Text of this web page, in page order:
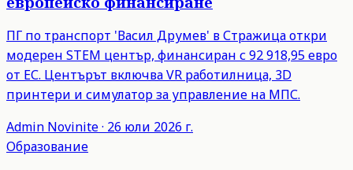
ПГ по транспорт 'Васил Друмев' в Стражица откри
модерен STEM център, финансиран с 92 918,95 евро
от ЕС. Центърът включва VR работилница, 3D
принтери и симулатор за управление на МПС.
Admin Novinite· 26 юли 2026 г.
Образование